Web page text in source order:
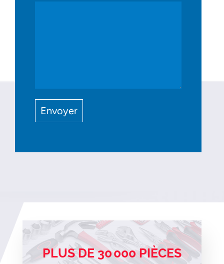
PLUS DE 30 000 PIÈCES